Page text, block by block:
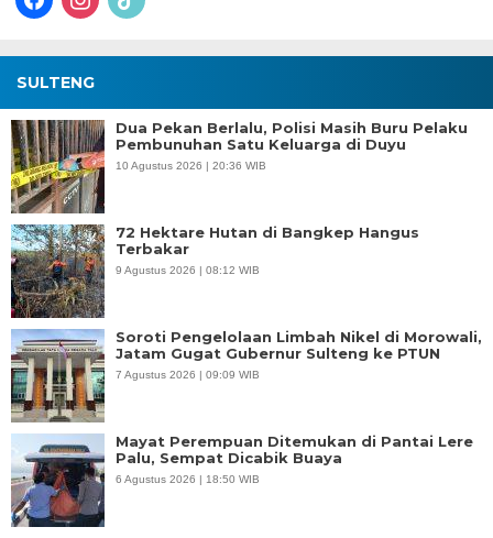
SULTENG
Dua Pekan Berlalu, Polisi Masih Buru Pelaku
Pembunuhan Satu Keluarga di Duyu
10 Agustus 2026 | 20:36 WIB
72 Hektare Hutan di Bangkep Hangus
Terbakar
9 Agustus 2026 | 08:12 WIB
Soroti Pengelolaan Limbah Nikel di Morowali,
Jatam Gugat Gubernur Sulteng ke PTUN
7 Agustus 2026 | 09:09 WIB
Mayat Perempuan Ditemukan di Pantai Lere
Palu, Sempat Dicabik Buaya
6 Agustus 2026 | 18:50 WIB